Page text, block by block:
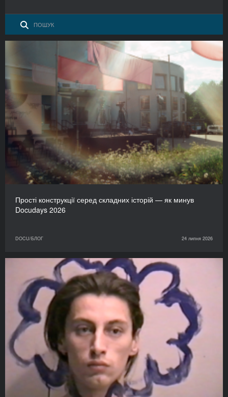
Прості конструкції серед складних історій — як минув
Docudays 2026
DOCU/БЛОГ 24 липня 2026